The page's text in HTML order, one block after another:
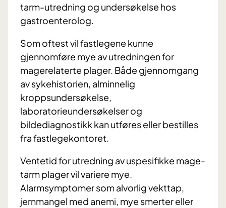
tarm-utredning og undersøkelse hos
gastroenterolog.
Som oftest vil fastlegene kunne
gjennomføre mye av utredningen for
magerelaterte plager. Både gjennomgang
av sykehistorien, alminnelig
kroppsundersøkelse,
laboratorieundersøkelser og
bildediagnostikk kan utføres eller bestilles
fra fastlegekontoret.
Ventetid for utredning av uspesifikke mage-
tarm plager vil variere mye.
Alarmsymptomer som alvorlig vekttap,
jernmangel med anemi, mye smerter eller